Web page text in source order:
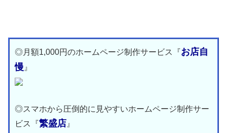
◎月額1,000円のホームページ制作サービス『お店自
慢 』
◎スマホから圧倒的に見やすいホームページ制作サー
ビス『繁盛店 』